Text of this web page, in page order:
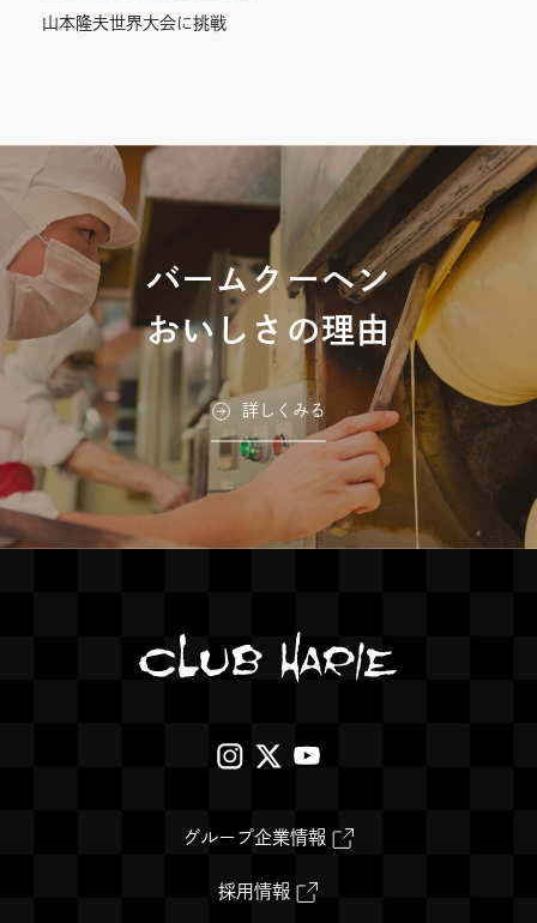
山本隆夫世界大会に挑戦
バームクーヘン
おいしさの理由
詳しくみる
外
ト
外
サ
ト
外
サ
ト
外
グループ企業情報
外
採用情報